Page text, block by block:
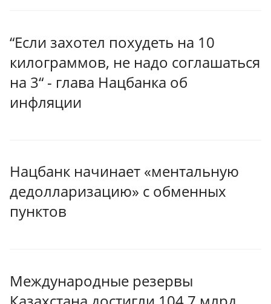
“Если захотел похудеть на 10
килограммов, не надо соглашаться
на 3“ - глава Нацбанка об
инфляции
Нацбанк начинает «ментальную
дедолларизацию» с обменных
пунктов
Международные резервы